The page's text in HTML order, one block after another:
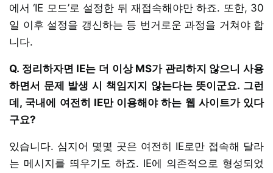
에서 ‘IE 모드’로 설정한 뒤 재접속해야만 하죠. 또한, 30
일 이후 설정을 갱신하는 등 번거로운 과정을 거쳐야 합
니다.
Q. 정리하자면 IE는 더 이상 MS가 관리하지 않으니 사용
하면서 문제 발생 시 책임지지 않는다는 뜻이군요. 그런
데, 국내에 여전히 IE만 이용해야 하는 웹 사이트가 있다
구요?
있습니다. 심지어 몇몇 곳은 여전히 IE로만 접속해 달라
는 메시지를 띄우기도 하죠. IE에 의존적으로 형성되었